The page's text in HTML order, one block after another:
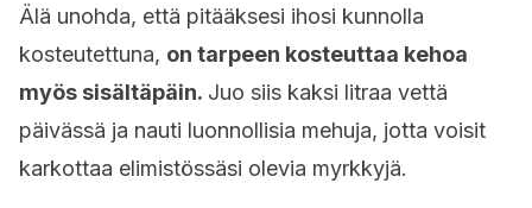
Älä unohda, että pitääksesi ihosi kunnolla
kosteutettuna, on tarpeen kosteuttaa kehoa
myös sisältäpäin. Juo siis kaksi litraa vettä
päivässä ja nauti luonnollisia mehuja, jotta voisit
karkottaa elimistössäsi olevia myrkkyjä.